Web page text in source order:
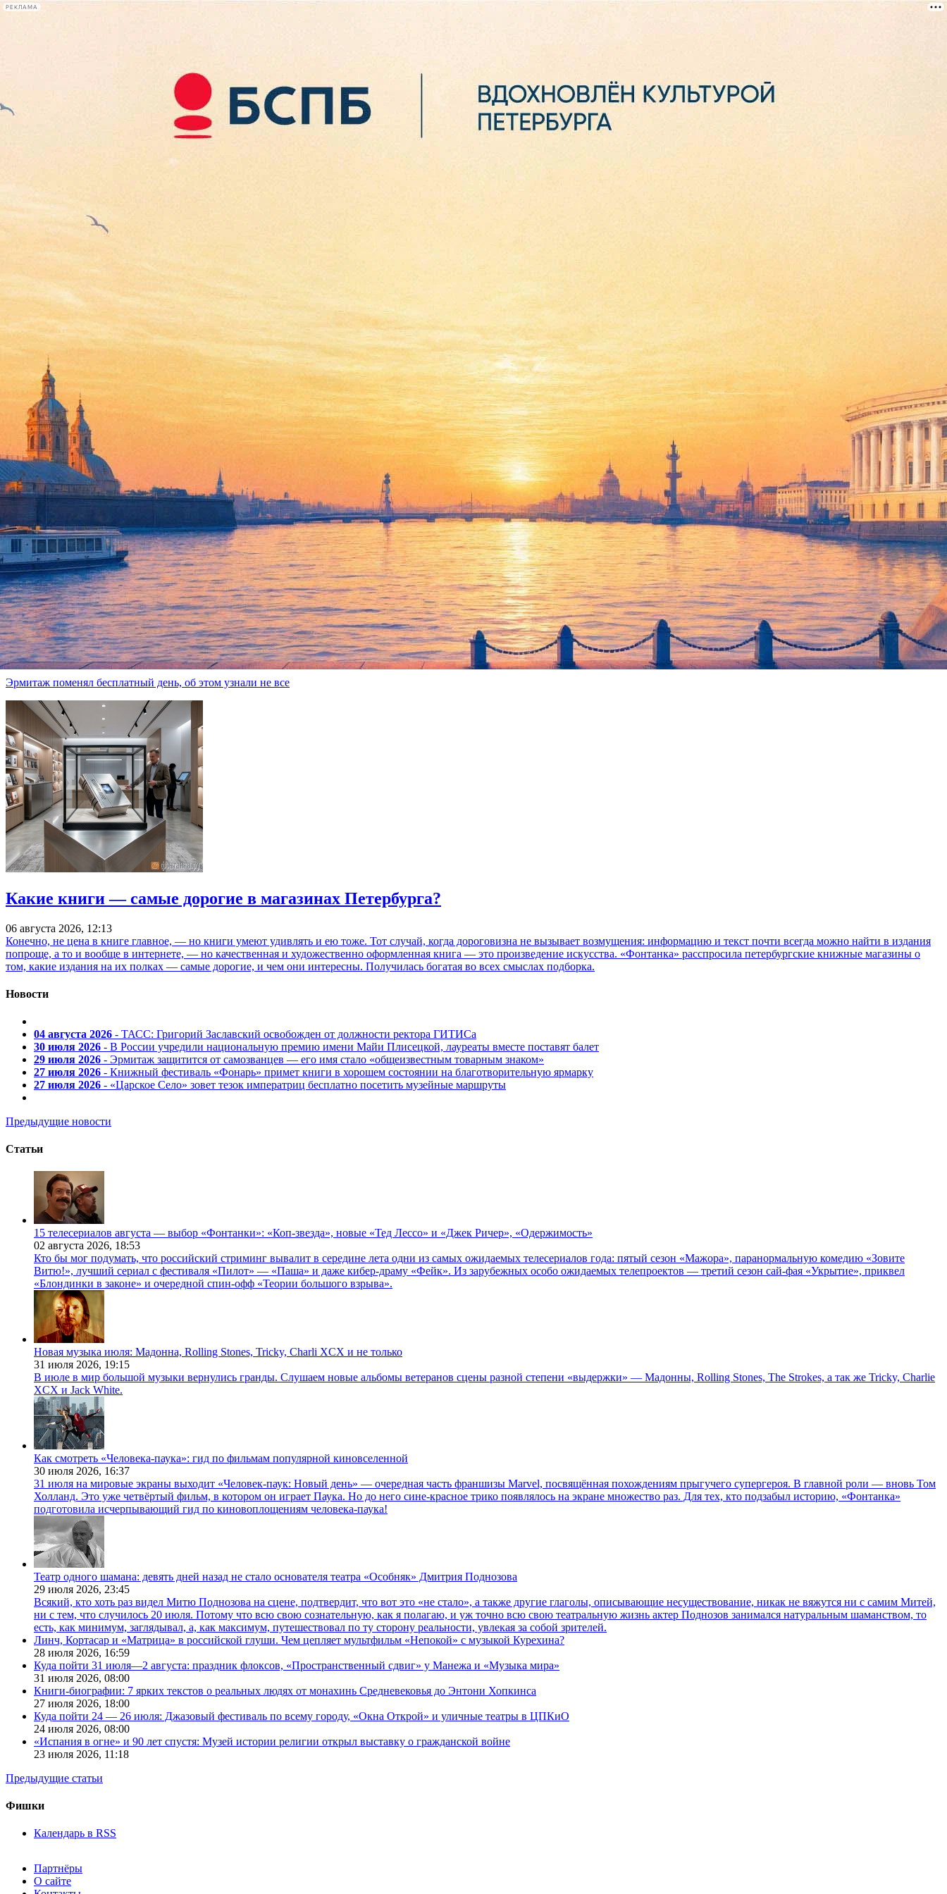
РЕКЛАМА
лекции
книги
«Вот только Путин так и не приехал»: Эрмитаж ответил президенту, не попавшему в музей
09 января 2019,
Государственный Эрмитаж прокомментировал заявление Владимира Путина, накануне сообщившего, что во время визита в Петербург он не смог побывать в главном музее города.
«В понедельник 7 января утром была получена информация, что Президент Российской Федерации В. В. Путин собирается посетить Эрмитаж. Несмотря на то, что это выходной день для
музея и общегосударственный выходной день, в течение 20 минут совместно с ФСО был организован вход в музей, маршрут и встреча, а также сопровождение сотрудником научного отдела»,
— подчеркивается в информационном сообщении на сайте музея.
И тут же авторы сообщения раскрывают интригу: «Однако, узнав, что это выходной день в Эрмитаже, Президент отменил свой визит, чтобы не нарушать общепринятые правила».
Напомним, 8 января Владимир Путин проводил в Калининграде совещание по вопросу создания культурно-образовательных комплексов в регионах России. Президент упомянул, что 7 января
хотел побывать в Эрмитаже,но не смог попасть туда, поскольку в музее был выходной. Путин отметил, что, если бы филиал Эрмитажа создали в Калининграде, то он обязательно бы посетил
это учреждение.
Добавим, что в октябре российский лидерподарилЭрмитажу фельдмаршальский жезл императора Александра II, недавно подароквыставили на всеобщее обозрение.
«Фонтанка.ру»
Читайте также:
Эрмитаж поменял бесплатный день, об этом узнали не все
Какие книги — самые дорогие в магазинах Петербурга?
06 августа 2026, 12:13
Конечно, не цена в книге главное, — но книги умеют удивлять и ею тоже. Тот случай, когда дороговизна не вызывает возмущения: информацию и текст почти всегда можно найти в издания
попроще, а то и вообще в интернете, — но качественная и художественно оформленная книга — это произведение искусства. «Фонтанка» расспросила петербургские книжные магазины о
том, какие издания на их полках — самые дорогие, и чем они интересны. Получилась богатая во всех смыслах подборка.
Новости
04 августа 2026 - ТАСС: Григорий Заславский освобожден от должности ректора ГИТИСа
30 июля 2026 - В России учредили национальную премию имени Майи Плисецкой, лауреаты вместе поставят балет
29 июля 2026 - Эрмитаж защитится от самозванцев — его имя стало «общеизвестным товарным знаком»
27 июля 2026 - Книжный фестиваль «Фонарь» примет книги в хорошем состоянии на благотворительную ярмарку
27 июля 2026 - «Царское Село» зовет тезок императриц бесплатно посетить музейные маршруты
Предыдущие новости
Статьи
15 телесериалов августа — выбор «Фонтанки»: «Коп-звезда», новые «Тед Лессо» и «Джек Ричер», «Одержимость»
02 августа 2026, 18:53
Кто бы мог подумать, что российский стриминг вывалит в середине лета одни из самых ожидаемых телесериалов года: пятый сезон «Мажора», паранормальную комедию «Зовите
Витю!», лучший сериал с фестиваля «Пилот» — «Паша» и даже кибер-драму «Фейк». Из зарубежных особо ожидаемых телепроектов — третий сезон сай-фая «Укрытие», приквел
«Блондинки в законе» и очередной спин-офф «Теории большого взрыва».
Новая музыка июля: Мадонна, Rolling Stones, Tricky, Charli XCX и не только
31 июля 2026, 19:15
В июле в мир большой музыки вернулись гранды. Слушаем новые альбомы ветеранов сцены разной степени «выдержки» — Мадонны, Rolling Stones, The Strokes, а так же Tricky, Charlie
XCX и Jack White.
Как смотреть «Человека-паука»: гид по фильмам популярной киновселенной
30 июля 2026, 16:37
31 июля на мировые экраны выходит «Человек-паук: Новый день» — очередная часть франшизы Marvel, посвящённая похождениям прыгучего супергероя. В главной роли — вновь Том
Холланд. Это уже четвёртый фильм, в котором он играет Паука. Но до него сине-красное трико появлялось на экране множество раз. Для тех, кто подзабыл историю, «Фонтанка»
подготовила исчерпывающий гид по киновоплощениям человека-паука!
Театр одного шамана: девять дней назад не стало основателя театра «Особняк» Дмитрия Поднозова
29 июля 2026, 23:45
Всякий, кто хоть раз видел Митю Поднозова на сцене, подтвердит, что вот это «не стало», а также другие глаголы, описывающие несуществование, никак не вяжутся ни с самим Митей,
ни с тем, что случилось 20 июля. Потому что всю свою сознательную, как я полагаю, и уж точно всю свою театральную жизнь актер Поднозов занимался натуральным шаманством, то
есть, как минимум, заглядывал, а, как максимум, путешествовал по ту сторону реальности, увлекая за собой зрителей.
Линч, Кортасар и «Матрица» в российской глуши. Чем цепляет мультфильм «Непокой» с музыкой Курехина?
28 июля 2026, 16:59
Куда пойти 31 июля—2 августа: праздник флоксов, «Пространственный сдвиг» у Манежа и «Музыка мира»
31 июля 2026, 08:00
Книги-биографии: 7 ярких текстов о реальных людях от монахинь Средневековья до Энтони Хопкинса
27 июля 2026, 18:00
Куда пойти 24 — 26 июля: Джазовый фестиваль по всему городу, «Окна Открой» и уличные театры в ЦПКиО
24 июля 2026, 08:00
«Испания в огне» и 90 лет спустя: Музей истории религии открыл выставку о гражданской войне
23 июля 2026, 11:18
Предыдущие статьи
Фишки
Календарь в RSS
Партнёры
О сайте